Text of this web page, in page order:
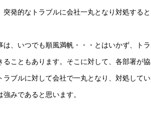
突発的なトラブルに会社一丸となり対処すると
は、いつでも順風満帆・・・とはいかず、トラ
ることもあります。そこに対して、各部署が協
ラブルに対して会社で一丸となり、対処してい
強みであると思います。